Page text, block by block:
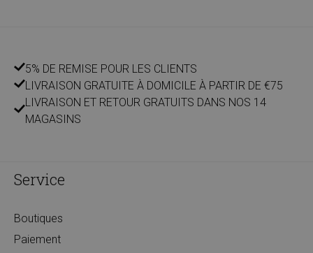
5% DE REMISE POUR LES CLIENTS
LIVRAISON GRATUITE À DOMICILE À PARTIR DE €75
LIVRAISON ET RETOUR GRATUITS DANS NOS 14
MAGASINS
Service
Boutiques
Paiement